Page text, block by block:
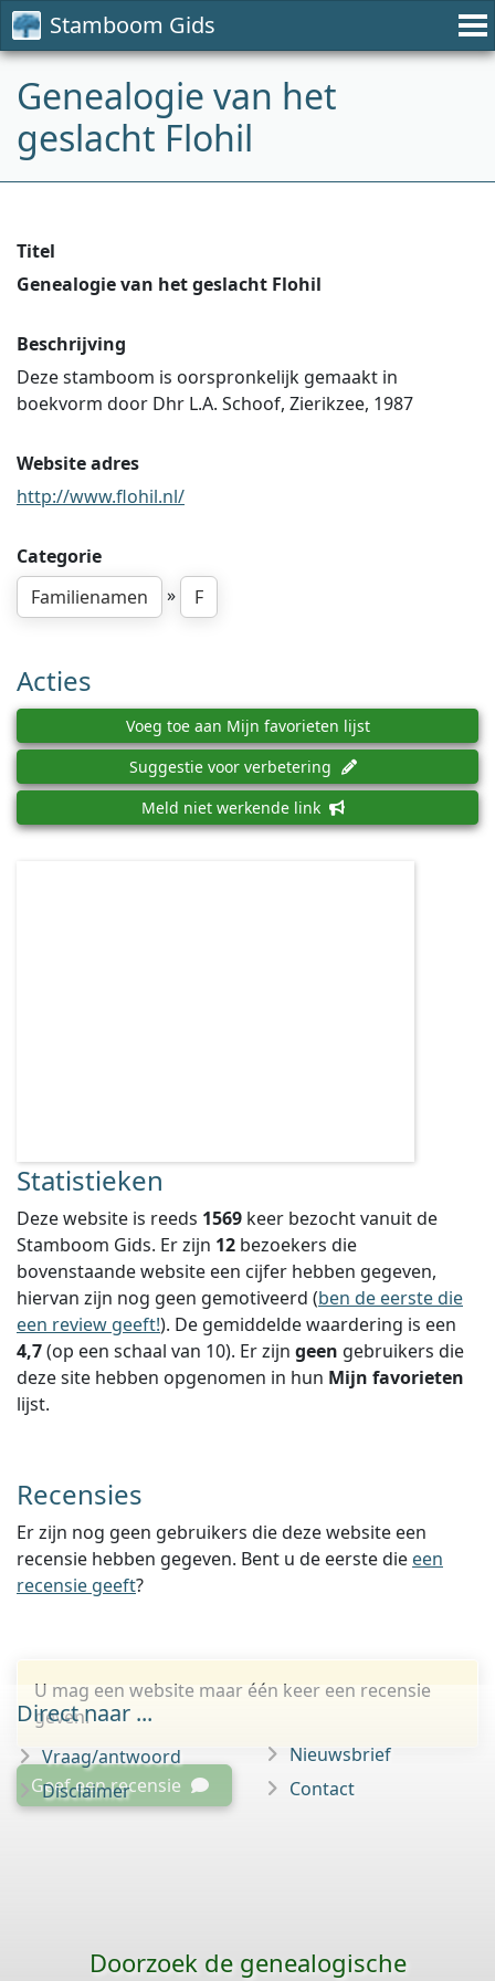
Stamboom Gids
Genealogie van het
geslacht Flohil
Titel
Genealogie van het geslacht Flohil
Beschrijving
Deze stamboom is oorspronkelijk gemaakt in
boekvorm door Dhr L.A. Schoof, Zierikzee, 1987
Website adres
http://www.flohil.nl/
Categorie
Familienamen
» F
Acties
Voeg toe aan Mijn favorieten lijst
Suggestie voor verbetering
Meld niet werkende link
Statistieken
Deze website is reeds 1569 keer bezocht vanuit de
Stamboom Gids. Er zijn 12 bezoekers die
bovenstaande website een cijfer hebben gegeven,
hiervan zijn nog geen gemotiveerd (ben de eerste die
een review geeft!). De gemiddelde waardering is een
4,7(op een schaal van 10). Er zijn geen gebruikers die
deze site hebben opgenomen in hun Mijn favorieten
lijst.
Recensies
Er zijn nog geen gebruikers die deze website een
recensie hebben gegeven. Bent u de eerste die een
recensie geeft?
U mag een website maar één keer een recensie
geven.
Geef een recensie
Direct naar ...
Vraag/antwoord
Disclaimer
Nieuwsbrief
Contact
Doorzoek de genealogische